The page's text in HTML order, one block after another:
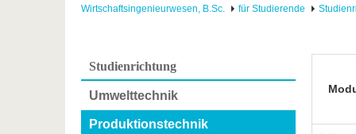
Wirtschaftsingenieurwesen, B.Sc. für Studierende
Studienrichtung
Umwelttechnik
Produktionstechnik